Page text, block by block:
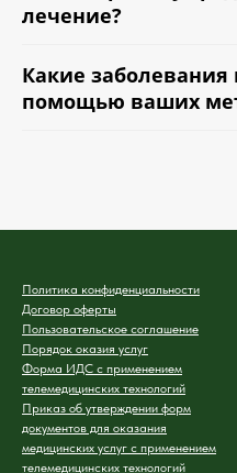
лечение?
Какие
помощью ваших
Политика конфиденциальности
Договор оферты
Пользовательское соглашение
Порядок оказия услуг
Форма ИДС с применением
телемедицинских технологий
Приказ об утверждении форм
документов для оказания
медицинских услуг с применением
телемедицинских технологий